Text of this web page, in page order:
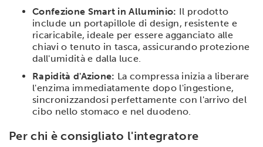
Confezione Smart in Alluminio: Il prodotto
include un portapillole di design, resistente e
ricaricabile, ideale per essere agganciato alle
chiavi o tenuto in tasca, assicurando protezione
dall'umidità e dalla luce.
Rapidità d'Azione: La compressa inizia a liberare
l'enzima immediatamente dopo l'ingestione,
sincronizzandosi perfettamente con l'arrivo del
cibo nello stomaco e nel duodeno.
Per chi è consigliato l'integratore